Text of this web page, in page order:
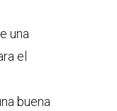
una
el
buena